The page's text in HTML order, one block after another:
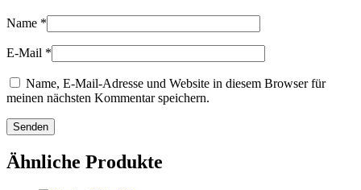
Name *
E-Mail *
Name, E-Mail-Adresse und Website in diesem Browser für
meinen nächsten Kommentar speichern.
Ähnliche Produkte